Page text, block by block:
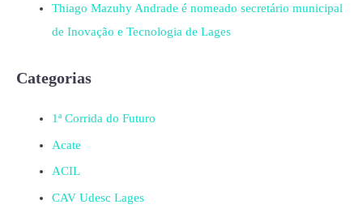
Thiago Mazuhy Andrade é nomeado secretário municipal
de Inovação e Tecnologia de Lages
Categorias
1ª Corrida do Futuro
Acate
ACIL
CAV Udesc Lages